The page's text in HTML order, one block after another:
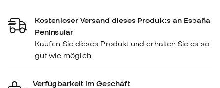
Kostenloser Versand dieses Produkts an España
Peninsular
Kaufen Sie dieses Produkt und erhalten Sie es so
gut wie möglich
Verfügbarkeit im Geschäft